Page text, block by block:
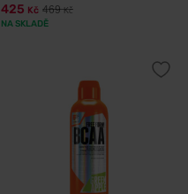
425 Kč 469Kč
NA SKLADĚ